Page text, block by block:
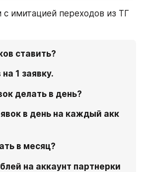
с имитацией переходов из ТГ
ставить?
1 заявку.
делать в день?
в день на каждый акк
в месяц?
на аккаунт партнерки